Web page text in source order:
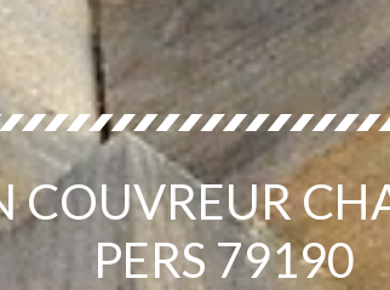
COUVREUR
PERS 79190